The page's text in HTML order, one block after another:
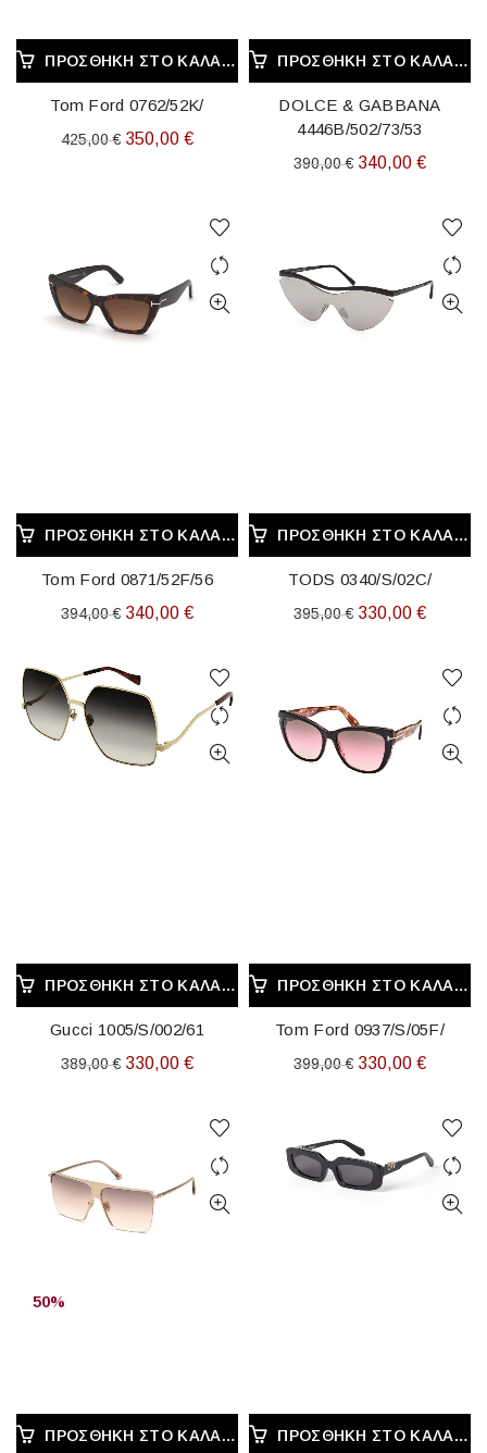
ΠΡΟΣΘΉΚΗ ΣΤΟ ΚΑΛΆΘΙ
Tom Ford 0762/52K/
425,00€ Original
350,00 €Η
είναι:
ΠΡΟΣΘΉΚΗ ΣΤΟ ΚΑΛΆΘΙ
DOLCE & GABBANA
4446B/502/73/53
390,00€ Original
340,00 €Η
τιμή
είναι:
340,00
ΠΡΟΣΘΉΚΗ ΣΤΟ ΚΑΛΆΘΙ
Tom Ford 0871/52F/56
394,00€ Original
394,00 €.
340,00 €Η
τιμή
είναι:
340,00 €.
ΠΡΟΣΘΉΚΗ ΣΤΟ ΚΑΛΆΘΙ
TODS 0340/S/02C/
395,00€ Original
330,00 €Η
τιμή
είναι:
330,00
ΠΡΟΣΘΉΚΗ ΣΤΟ ΚΑΛΆΘΙ
Gucci 1005/S/002/61
389,00€ Original
330,00 €Η
τιμή
είναι:
330,00 €.
ΠΡΟΣΘΉΚΗ ΣΤΟ ΚΑΛΆΘΙ
Tom Ford 0937/S/05F/
399,00€ Original
399,00 €.
330,00 €Η
τιμή
είναι:
330,00
50%
ΠΡΟΣΘΉΚΗ ΣΤΟ ΚΑΛΆΘΙ ΠΡΟΣΘΉΚΗ ΣΤΟ ΚΑΛΆΘΙ